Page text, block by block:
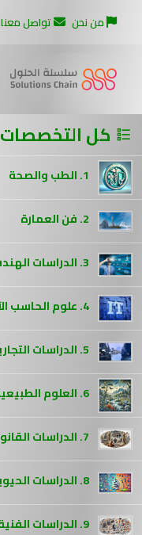
من نحن تواصل معنا
كل التخصصات
1. الطب والصحة
2. فن العمارة
3. الدراسات الهندسية والتقنية
4. علوم الحاسب الآلي
5. الدراسات التجارية
6. العلوم الطبيعية
7. الدراسات القانونية
8. الدراسات الحيوية والرياضية
9. الدراسات الفنية والتصميمية